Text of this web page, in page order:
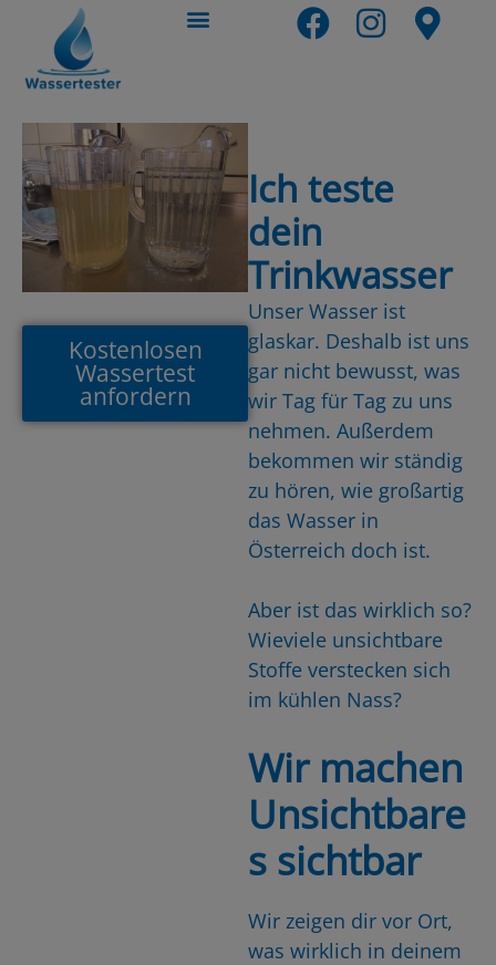
Kostenlosen
Wassertest
anfordern
Ich teste
dein
Trinkwasser
Unser Wasser ist
glaskar. Deshalb ist uns
gar nicht bewusst, was
wir Tag für Tag zu uns
nehmen. Außerdem
bekommen wir ständig
zu hören, wie großartig
das Wasser in
Österreich doch ist.
Aber ist das wirklich so?
Wieviele unsichtbare
Stoffe verstecken sich
im kühlen Nass?
Wir machen
Unsichtbare
s sichtbar
Wir zeigen dir vor Ort,
was wirklich in deinem